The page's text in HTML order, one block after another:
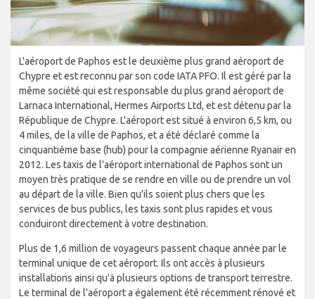
L'aéroport de Paphos est le deuxième plus grand aéroport de
Chypre et est reconnu par son code IATA PFO. Il est géré par la
même société qui est responsable du plus grand aéroport de
Larnaca International, Hermes Airports Ltd, et est détenu par la
République de Chypre. L'aéroport est situé à environ 6,5 km, ou
4 miles, de la ville de Paphos, et a été déclaré comme la
cinquantième base (hub) pour la compagnie aérienne Ryanair en
2012. Les taxis de l'aéroport international de Paphos sont un
moyen très pratique de se rendre en ville ou de prendre un vol
au départ de la ville. Bien qu'ils soient plus chers que les
services de bus publics, les taxis sont plus rapides et vous
conduiront directement à votre destination.
Plus de 1,6 million de voyageurs passent chaque année par le
terminal unique de cet aéroport. Ils ont accès à plusieurs
installations ainsi qu'à plusieurs options de transport terrestre.
Le terminal de l'aéroport a également été récemment rénové et